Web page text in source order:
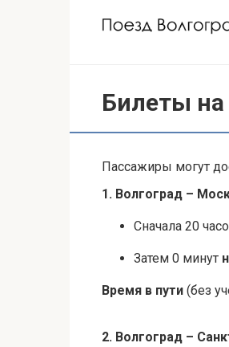
Билеты на
Пассажиры могут
1. Волгоград –
Сначала 20
Затем 0 минут
Время в пути (без
2. Волгоград –